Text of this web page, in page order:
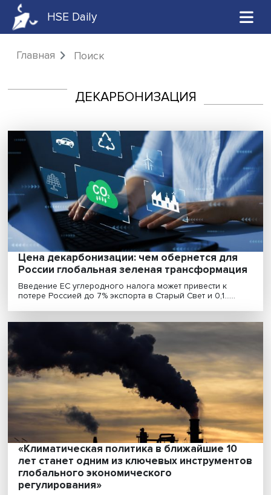
HSE Daily
Главная
Цена декарбонизации: чем обернется
России глобальная зеленая
Введение ЕС углеродного налога может привести к
потере Россией до 7% экспорта в Старый Свет и 0,1......